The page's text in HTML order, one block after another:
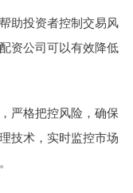
助投资者控制交易风
资公司可以有效降低
严格把控风险，确保
技术，实时监控市场